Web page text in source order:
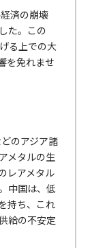
済の崩壊
た。この
る上での大
を免れませ
のアジア諸
メタルの生
レアメタル
中国は、低
持ち、これ
給の不安定